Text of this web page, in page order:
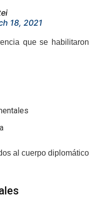
18, 2021
que se habilitaron
al cuerpo diplomático